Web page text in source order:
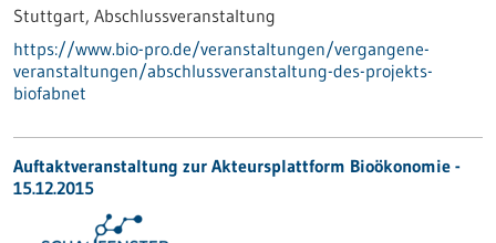
Stuttgart, Abschlussveranstaltung
https://www.bio-pro.de/veranstaltungen/vergangene-
veranstaltungen/abschlussveranstaltung-des-projekts-
biofabnet
Auftaktveranstaltung zur Akteursplattform Bioökonomie -
15.12.2015